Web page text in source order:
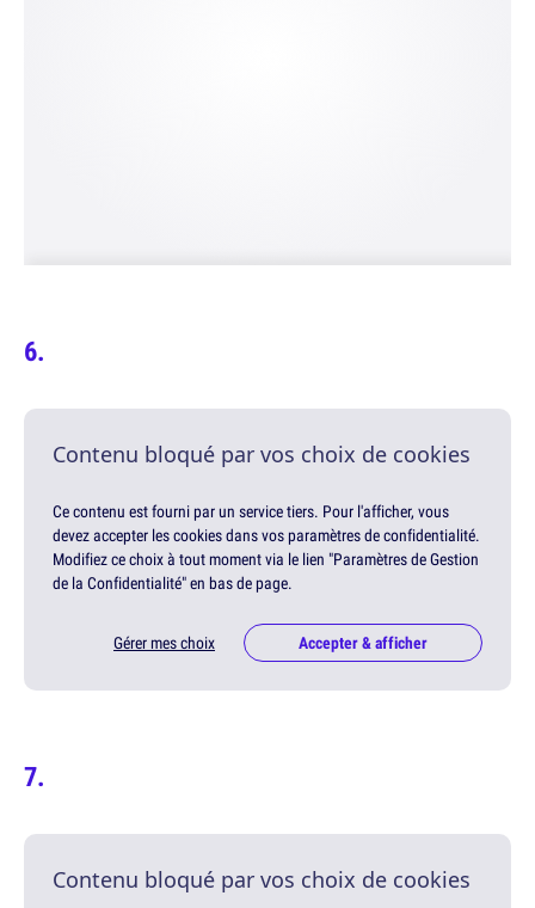
Contenu bloqué par vos choix de cookies
Ce contenu est fourni par un service tiers. Pour l'afficher, vous
devez accepter les cookies dans vos paramètres de confidentialité.
Modifiez ce choix à tout moment via le lien "Paramètres de Gestion
de la Confidentialité" en bas de page.
Gérer mes choix Accepter & afficher
Contenu bloqué par vos choix de cookies